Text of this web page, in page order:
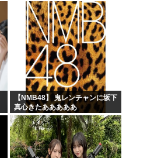
【NMB48】 鬼レンチャンに坂下
真心きたあああああ